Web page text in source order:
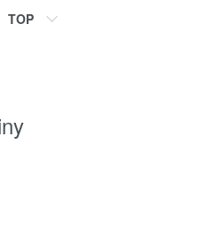
TOP